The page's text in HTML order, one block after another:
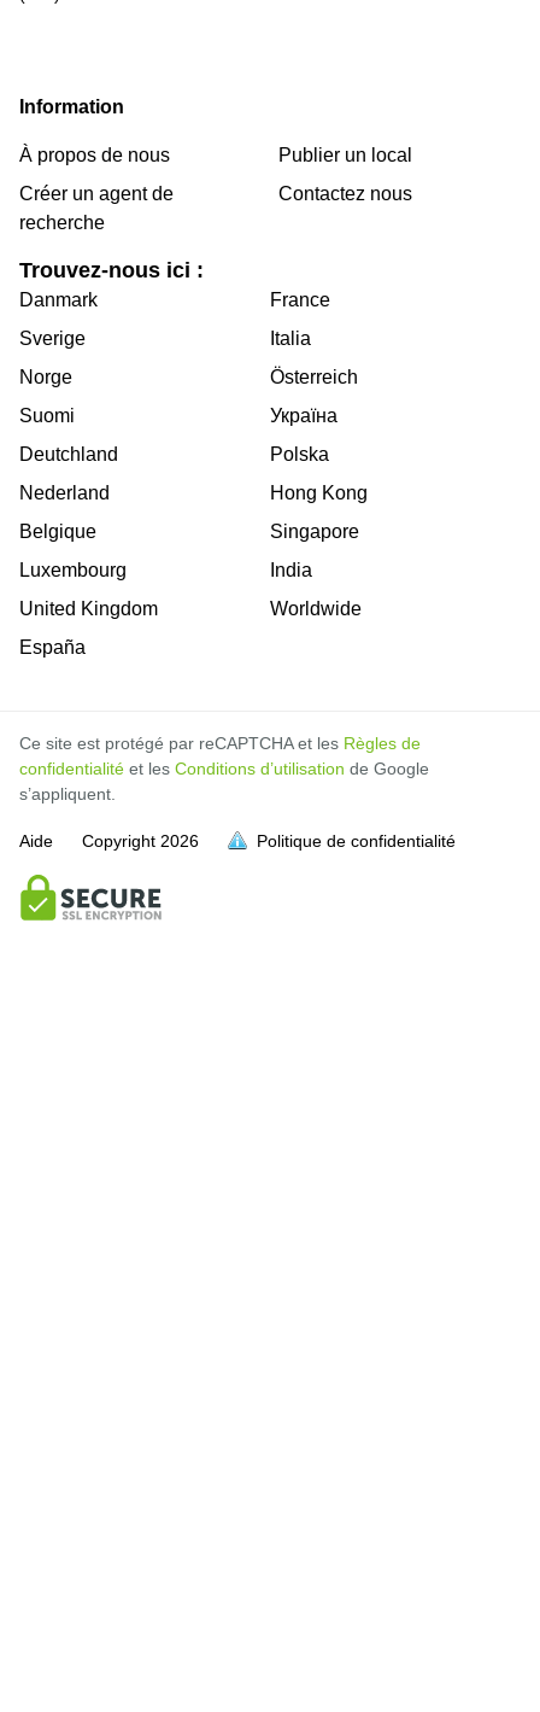
Information
À propos de nous
Créer un agent de
recherche
Publier un local
Contactez nous
Trouvez-nous ici :
Danmark
Sverige
Norge
Suomi
Deutchland
Nederland
Belgique
Luxembourg
United Kingdom
España
France
Italia
Österreich
Україна
Polska
Hong Kong
Singapore
India
Worldwide
Ce site est protégé par reCAPTCHA et les Règles de
confidentialité et les Conditions d’utilisation de Google
s’appliquent.
Aide Copyright 2026 Politique de confidentialité